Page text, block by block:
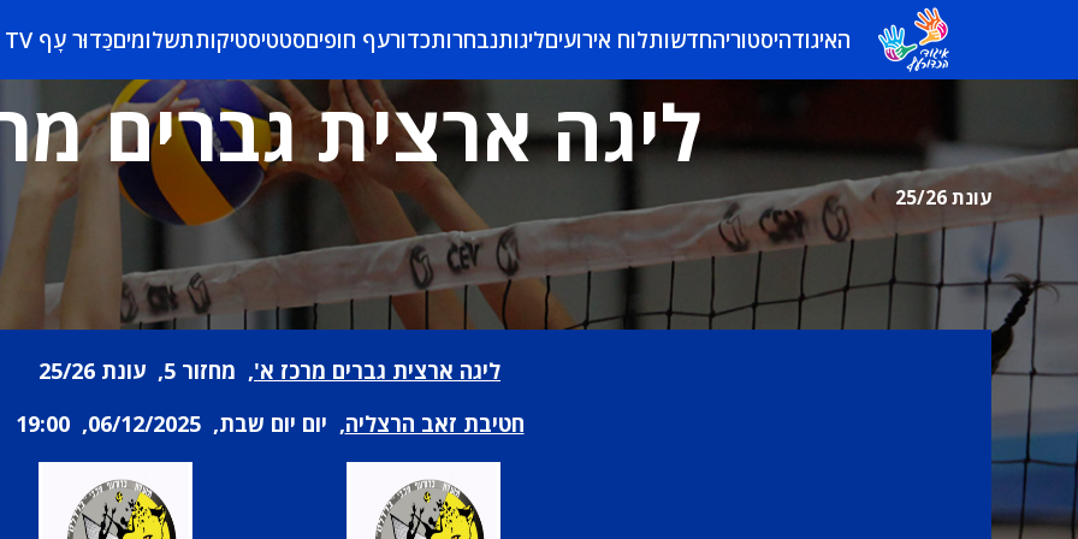
האיגודהיסטוריהחדשותלוח אירועיםליגותנבחרותכדורעף חופיםסטטיסטיקותתשלומיםכַּדוּר עָף TV
ליגה ארצית גברים
עונת 25/26
ליגה ארצית גברים מרכז א', מחזור 5, עונת 25/26
חטיבת זאב הרצליה, יום יום שבת, 06/12/2025, 19:00